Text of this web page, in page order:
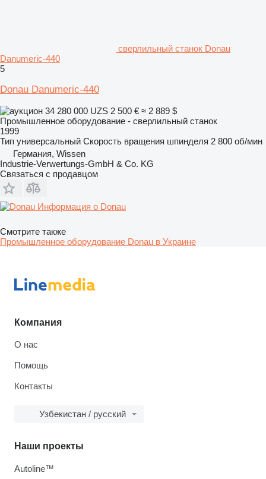
сверлильный станок Donau
Danumeric-440
5
Donau Danumeric-440
34 280 000 UZS 2 500 € ≈ 2 889 $
Промышленное оборудование - сверлильный станок
1999
Тип универсальный Скорость вращения шпинделя 2 800 об/мин
Германия, Wissen
Industrie-Verwertungs-GmbH & Co. KG
Связаться с продавцом
Информация о Donau
Смотрите также
Промышленное оборудование Donau в Украине
Компания
О нас
Помощь
Контакты
Узбекистан / русский
Наши проекты
Autoline™